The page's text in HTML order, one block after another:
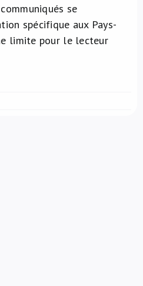
se
spécifique aux Pays-
limite pour le lecteur